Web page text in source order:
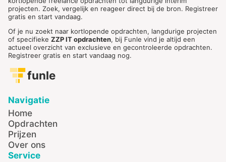
projecten. Zoek, vergelijk en reageer direct bij de bron. Registreer
gratis en start vandaag.
Of je nu zoekt naar kortlopende opdrachten, langdurige projecten
of specifieke ZZP IT opdrachten, bij Funle vind je altijd een
actueel overzicht van exclusieve en gecontroleerde opdrachten.
Registreer gratis en start vandaag nog.
funle
Navigatie
Home
Opdrachten
Prijzen
Over ons
Service